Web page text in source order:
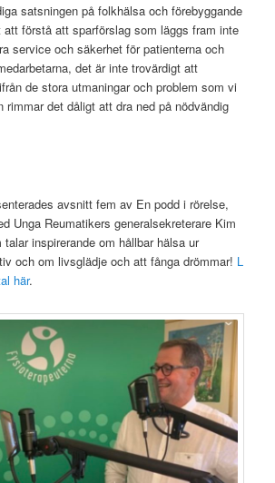
satsningen på folkhälsa och förebyggande
förstå att sparförslag som läggs fram inte
service och säkerhet för patienterna och
det är inte trovärdigt att
de stora utmaningar och problem som vi
rimmar det dåligt att dra ned på nödvändig
avsnitt fem av En podd i rörelse,
Unga Reumatikers generalsekreterare Kim
talar inspirerande om hållbar hälsa ur
och om livsglädje och att fånga drömmar! L
här.